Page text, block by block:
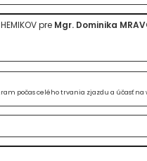
pre Mgr. Dominika
počas celého trvania zjazdu a účasť